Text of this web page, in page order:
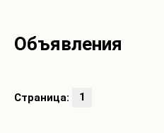
Объявления
Страница: 1